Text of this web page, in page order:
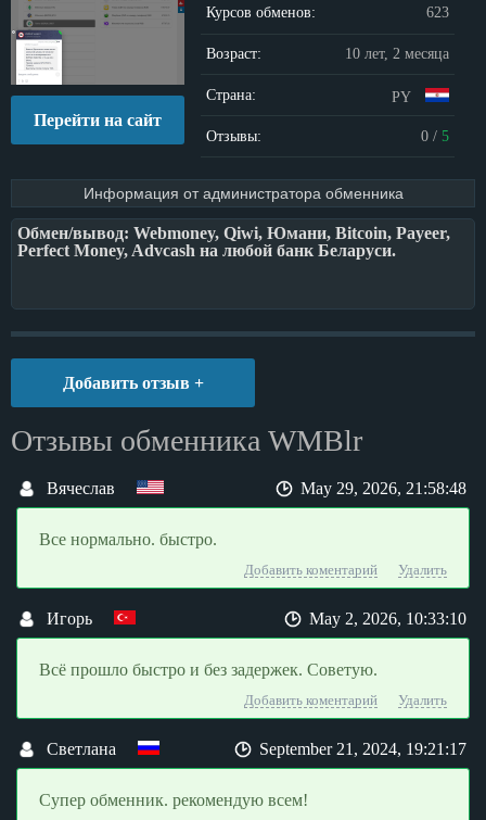
Перейти на сайт
Курсов обменов: 623
Возраст: 10 лет, 2 месяца
Страна: PY
Отзывы: 0/ 5
Информация от администратора обменника
Обмен/вывод: Webmoney, Qiwi, Юмани, Bitcoin, Payeer,
Perfect Money, Advcash на любой банк Беларуси.
Добавить отзыв +
Отзывы обменника WMBlr
Вячеслав May 29, 2026, 21:58:48
Все нормально. быстро.
Добавить коментарий Удалить
Игорь May 2, 2026, 10:33:10
Всё прошло быстро и без задержек. Советую.
Добавить коментарий Удалить
Светлана September 21, 2024, 19:21:17
Супер обменник. рекомендую всем!